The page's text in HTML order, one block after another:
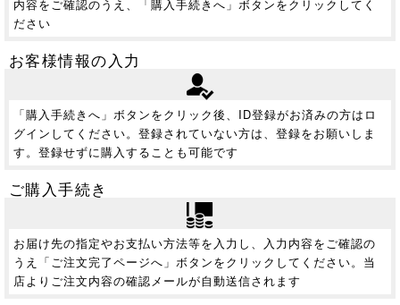
内容をご確認のうえ、「購入手続きへ」ボタンをクリックしてく
ださい
お客様情報の入力
「購入手続きへ」ボタンをクリック後、ID登録がお済みの方はロ
グインしてください。登録されていない方は、登録をお願いしま
す。登録せずに購入することも可能です
ご購入手続き
お届け先の指定やお支払い方法等を入力し、入力内容をご確認の
うえ「ご注文完了ページへ」ボタンをクリックしてください。当
店よりご注文内容の確認メールが自動送信されます